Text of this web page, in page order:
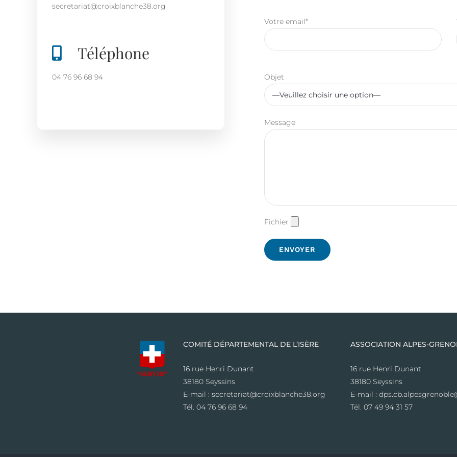
secretariat@croixblanche38.org
Téléphone
04 76 96 68 94
Votre email*
Objet
Message
Fichier
COMITÉ DÉPARTEMENTAL DE L’ISÈRE
16 rue Henri Dunant
38180 Seyssins
E-mail : secretariat@croixblanche38.org
Tél. 04 76 96 68 94
ASSOCIATION ALPES-
16 rue Henri Dunant
38180 Seyssins
E-mail :
Tél. 07 49 94 31 57